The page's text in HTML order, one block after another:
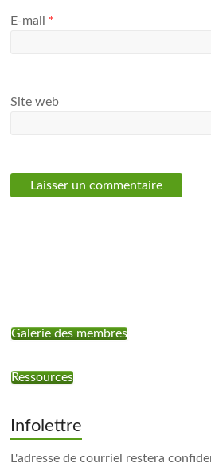
E-mail *
Site web
Galerie des membres
Ressources
Infolettre
L'adresse de courriel restera